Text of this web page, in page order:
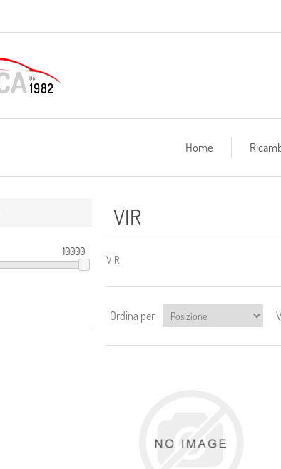
Home
10000
VIR
VIR
Ordina per